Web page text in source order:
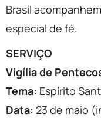
Brasil
especial de fé.
SERVIÇO
Vigília de
Tema: Espírito
Data: 23 de maio